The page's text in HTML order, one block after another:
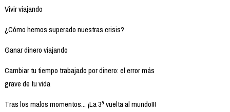
Vivir viajando
¿Cómo hemos superado nuestras crisis?
Ganar dinero viajando
Cambiar tu tiempo trabajado por dinero: el error más
grave de tu vida
Tras los malos momentos... ¡La 3ª vuelta al mundo!!!